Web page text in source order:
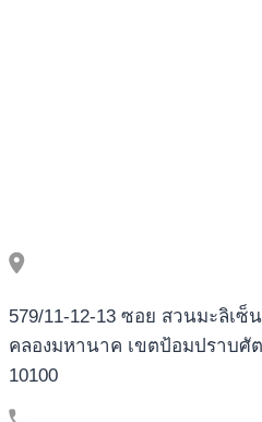
579/11-12-13 ซอย สวนมะลิเซ็
คลองมหานาค เขตป้อมปราบศั
10100